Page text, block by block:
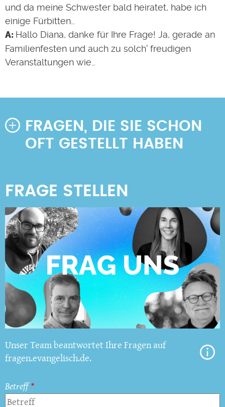
und da meine Schwester bald heiratet, habe ich
einige Fürbitten…
Hallo Diana, danke für Ihre Frage! Ja, gerade an
Familienfesten und auch zu solch' freudigen
Veranstaltungen wie…
FRAGEN, DIE SIE SCHON
OFT GESTELLT HABEN
Unser Team beantwortet Ihre Fragen auf
fragen.evangelisch.de.
Betreff